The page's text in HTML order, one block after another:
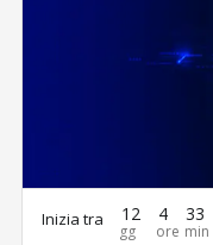
Inizia tra 12 4 33